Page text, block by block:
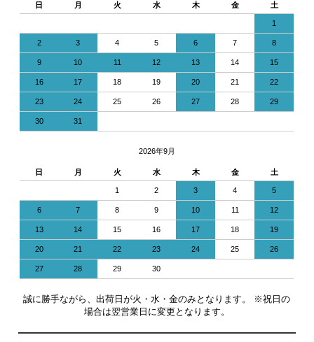
日 月 火 水 木 金 土
1
2 3 4 5 6 7 8
9 10 11 12 13 14 15
16 17 18 19 20 21 22
23 24 25 26 27 28 29
30 31
2026年9月
日 月 火 水 木 金 土
1 2 3 4 5
6 7 8 9 10 11 12
13 14 15 16 17 18 19
20 21 22 23 24 25 26
27 28 29 30
誠に勝手ながら、出荷日が火・水・金のみとなります。 ※祝日の
場合は翌営業日に変更となります。